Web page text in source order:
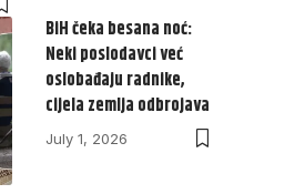
BiH čeka besana noć:
Neki poslodavci već
oslobađaju radnike,
cijela zemlja odbrojava
July 1, 2026